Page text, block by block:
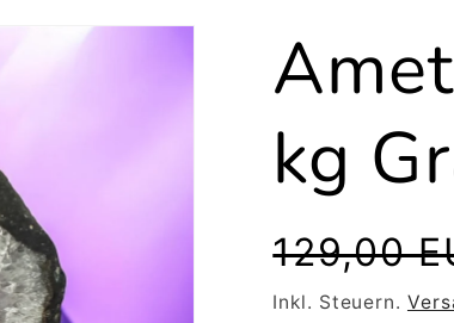
kg
Normaler
Preis
129,00
Inkl. Steuern.